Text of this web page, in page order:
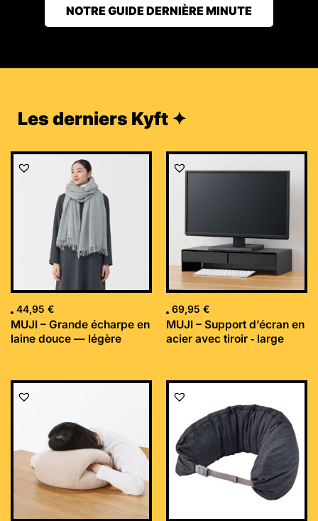
NOTRE GUIDE DERNIÈRE MINUTE
Les derniers Kyft ✦
44,95 €
MUJI – Grande écharpe en
laine douce — légère
69,95 €
MUJI – Support d’écran en
acier avec tiroir ‐ large